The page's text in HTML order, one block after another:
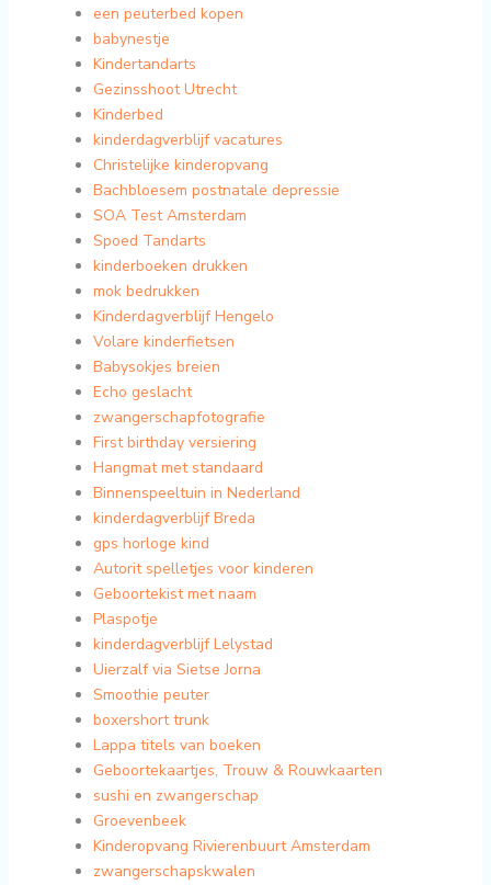
een peuterbed kopen
babynestje
Kindertandarts
Gezinsshoot Utrecht
Kinderbed
kinderdagverblijf vacatures
Christelijke kinderopvang
Bachbloesem postnatale depressie
SOA Test Amsterdam
Spoed Tandarts
kinderboeken drukken
mok bedrukken
Kinderdagverblijf Hengelo
Volare kinderfietsen
Babysokjes breien
Echo geslacht
zwangerschapfotografie
First birthday versiering
Hangmat met standaard
Binnenspeeltuin in Nederland
kinderdagverblijf Breda
gps horloge kind
Autorit spelletjes voor kinderen
Geboortekist met naam
Plaspotje
kinderdagverblijf Lelystad
Uierzalf via Sietse Jorna
Smoothie peuter
boxershort trunk
Lappa titels van boeken
Geboortekaartjes, Trouw & Rouwkaarten
sushi en zwangerschap
Groevenbeek
Kinderopvang Rivierenbuurt Amsterdam
zwangerschapskwalen